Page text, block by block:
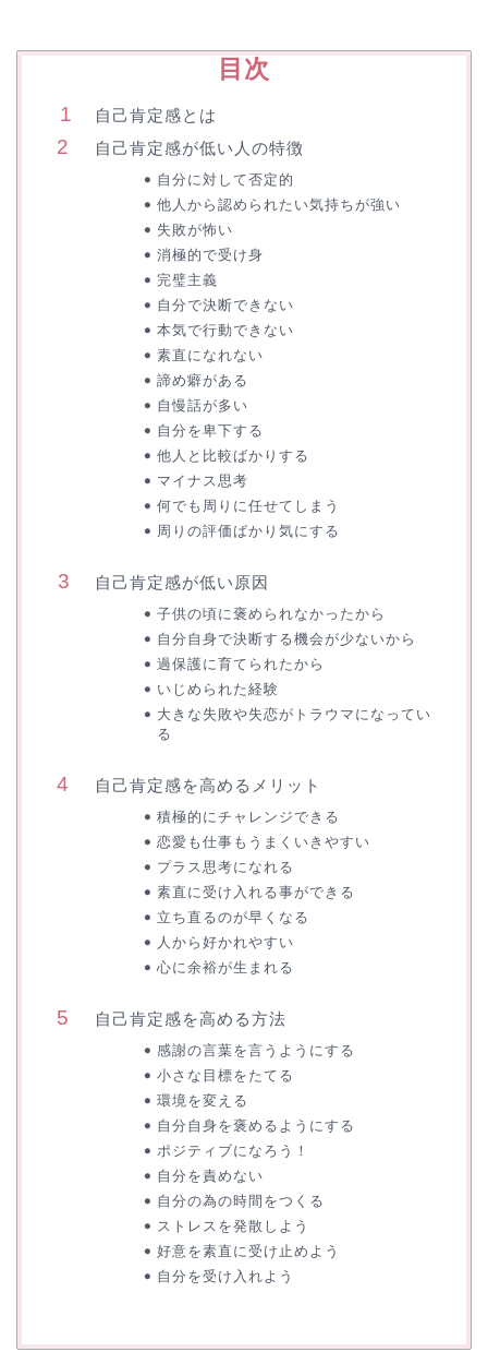
目次
自己肯定感とは
自己肯定感が低い人の特徴
自分に対して否定的
他人から認められたい気持ちが強い
失敗が怖い
消極的で受け身
完璧主義
自分で決断できない
本気で行動できない
素直になれない
諦め癖がある
自慢話が多い
自分を卑下する
他人と比較ばかりする
マイナス思考
何でも周りに任せてしまう
周りの評価ばかり気にする
自己肯定感が低い原因
子供の頃に褒められなかったから
自分自身で決断する機会が少ないから
過保護に育てられたから
いじめられた経験
大きな失敗や失恋がトラウマになってい
る
自己肯定感を高めるメリット
積極的にチャレンジできる
恋愛も仕事もうまくいきやすい
プラス思考になれる
素直に受け入れる事ができる
立ち直るのが早くなる
人から好かれやすい
心に余裕が生まれる
自己肯定感を高める方法
感謝の言葉を言うようにする
小さな目標をたてる
環境を変える
自分自身を褒めるようにする
ポジティブになろう！
自分を責めない
自分の為の時間をつくる
ストレスを発散しよう
好意を素直に受け止めよう
自分を受け入れよう